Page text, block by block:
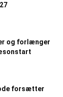
og forlænger
forsætter